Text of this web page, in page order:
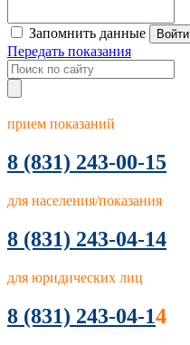
Запомнить данные Войти
Передать показания
прием показаний
8 (831) 243-00-15
для населения/показания
8 (831) 243-04-14
для юридических лиц
8 (831) 243-04-14